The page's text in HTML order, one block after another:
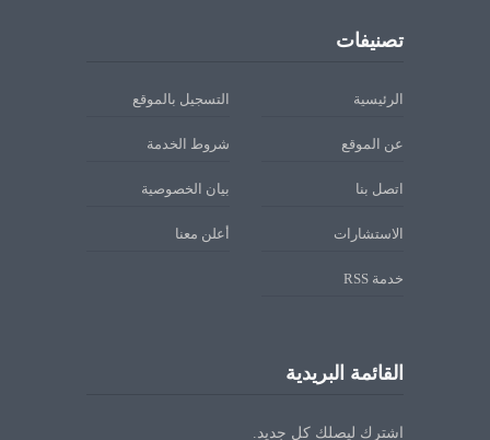
تصنيفات
الرئيسية التسجيل بالموقع
عن الموقع شروط الخدمة
اتصل بنا بيان الخصوصية
الاستشارات أعلن معنا
خدمة RSS
القائمة البريدية
اشترك ليصلك كل جديد.